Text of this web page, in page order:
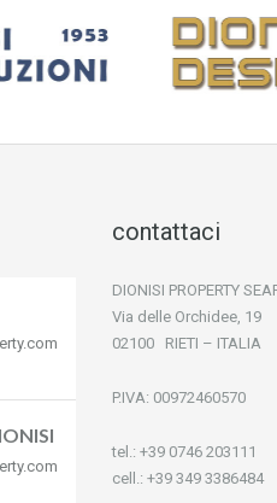
contattaci
DIONISI PROPERTY
Via delle Orchidee, 19
02100 RIETI – ITALIA
P.IVA: 00972460570
tel.: +39 0746 203111
cell.: +39 349 3386484